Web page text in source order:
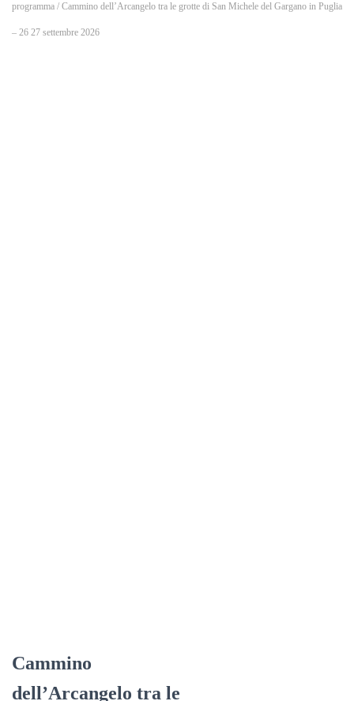
programma / Cammino dell’Arcangelo tra le grotte di San Michele del Gargano in Puglia
– 26 27 settembre 2026
Cammino
dell’Arcangelo tra le